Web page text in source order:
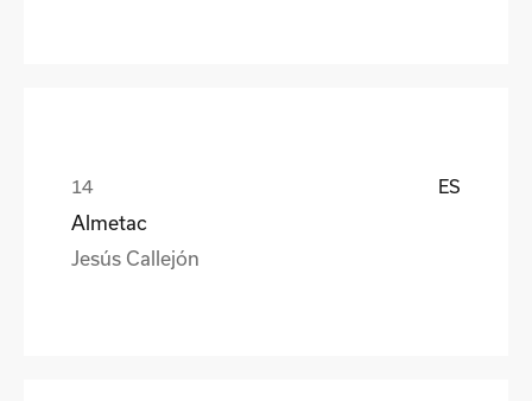
ES
Almetac
Jesús Callejón